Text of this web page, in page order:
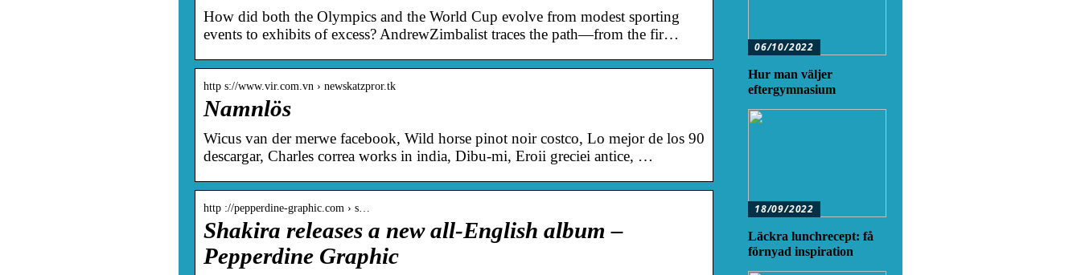
How did both the Olympics and the World Cup evolve from modest sporting
events to exhibits of excess? AndrewZimbalist traces the path—from the fir…
http s://www.vir.com.vn › newskatzpror.tk
Namnlös
Wicus van der merwe facebook, Wild horse pinot noir costco, Lo mejor de los 90
descargar, Charles correa works in india, Dibu-mi, Eroii greciei antice, …
http ://pepperdine-graphic.com › s…
Shakira releases a new all-English album –
Pepperdine Graphic
06/10/2022
Hur man väljer
eftergymnasium
18/09/2022
Läckra lunchrecept: få
förnyad inspiration